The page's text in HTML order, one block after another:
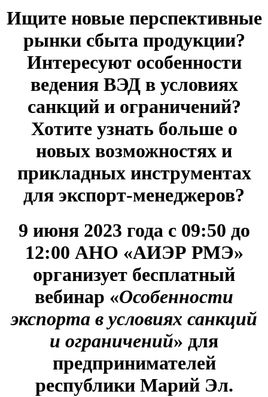
Ищите новые перспективные
рынки сбыта продукции?
Интересуют особенности
ведения ВЭД в условиях
санкций и ограничений?
Хотите узнать больше о
новых возможностях и
прикладных инструментах
для экспорт-менеджеров?
9 июня 2023 года с 09:50 до
12:00 АНО «АИЭР РМЭ»
организует бесплатный
вебинар «Особенности
экспорта в условиях санкций
и ограничений» для
предпринимателей
республики Марий Эл.